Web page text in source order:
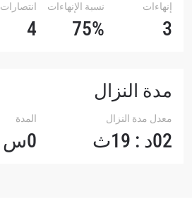
إنهاءات
3
نسبة الإنهاءات
75%
انتصارات
4
مدة النزال
معدل مدة النزال
02د : 19ث
المدة
0س : 13د : 57ث